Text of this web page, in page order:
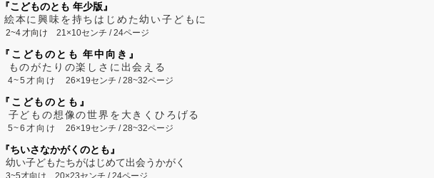
『こどものとも 年少版』
絵本に興味を持ちはじめた幼い子どもに
2~4才向け 21×10センチ / 24ページ
『こどものとも 年中向き』
ものがたりの楽しさに出会える
4~5才向け26×19センチ / 28~32ページ
『こどものとも』
子どもの想像の世界を大きくひろげる
5~6才向け26×19センチ / 28~32ページ
『ちいさなかがくのとも』
幼い子どもたちがはじめて出会うかがく